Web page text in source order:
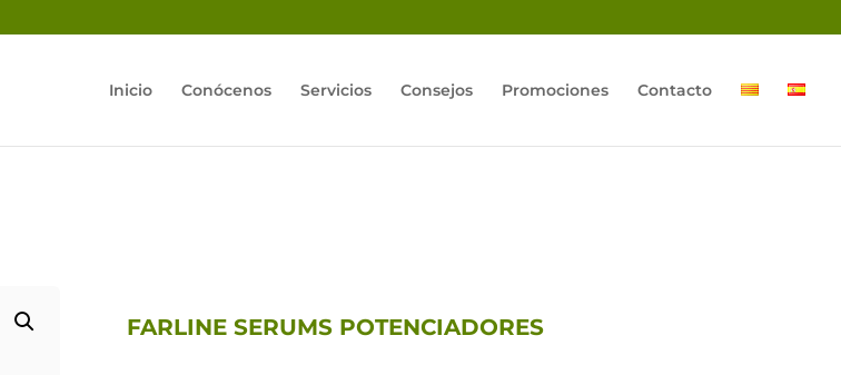
Inicio Conócenos Servicios Consejos Promociones Contacto
FARLINE SERUMS POTENCIADORES